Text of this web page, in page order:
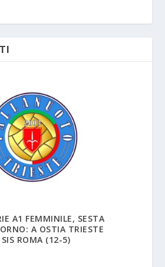
A1 FEMMINILE, SESTA
A OSTIA TRIESTE
SIS ROMA (12-5)